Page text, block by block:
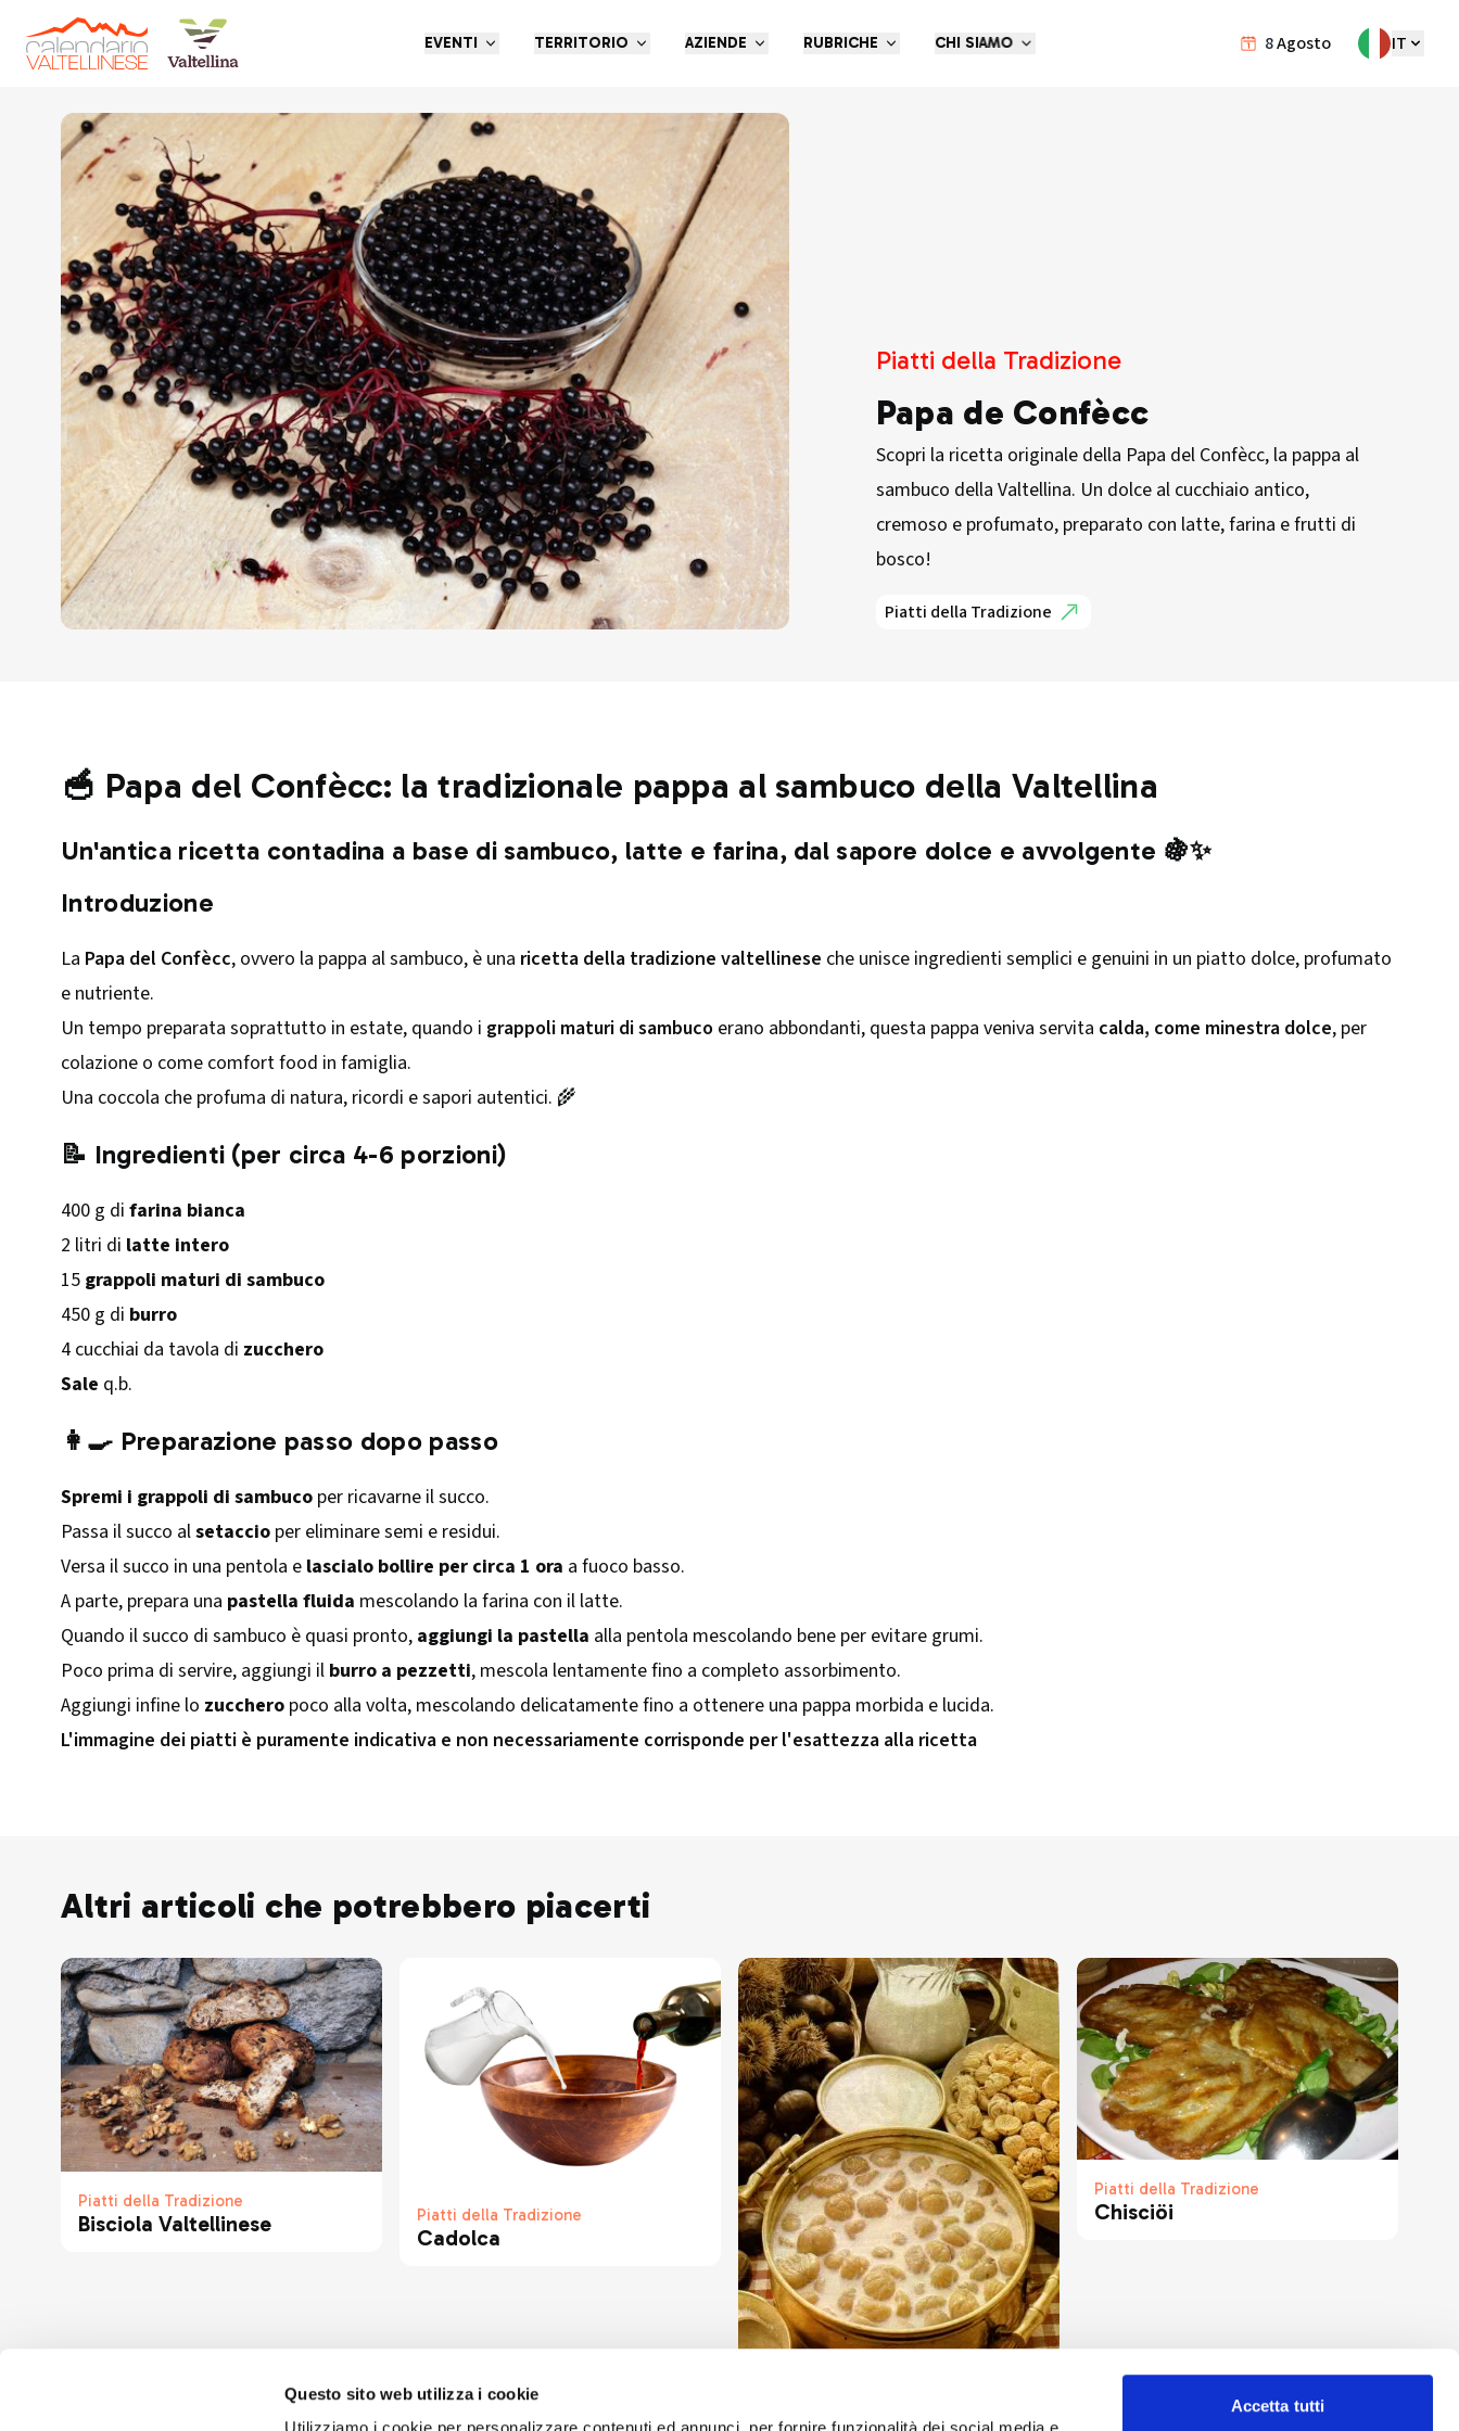
Questo sito web utilizza i cookie
Accetta tutti
8Agosto IT
EVENTI TERRITORIO AZIENDE RUBRICHE CHI SIAMO
Torna indietro
Piatti della Tradizione
Papa de Confècc
Scopri la ricetta originale della Papa del Confècc, la pappa al
sambuco della Valtellina. Un dolce al cucchiaio antico,
cremoso e profumato, preparato con latte, farina e frutti di
bosco!
Piatti della Tradizione
🥣 Papa del Confècc: la tradizionale pappa al sambuco della Valtellina
Un'antica ricetta contadina a base di sambuco, latte e farina, dal sapore dolce e avvolgente 🍇✨
Introduzione
La Papa del Confècc, ovvero la pappa al sambuco, è una ricetta della tradizione valtellinese che unisce ingredienti semplici e genuini in un piatto dolce, profumato
e nutriente.
Un tempo preparata soprattutto in estate, quando i grappoli maturi di sambuco erano abbondanti, questa pappa veniva servita calda, come minestra dolce, per
colazione o come comfort food in famiglia.
Una coccola che profuma di natura, ricordi e sapori autentici. 🌾
📝 Ingredienti (per circa 4-6 porzioni)
400 g di farina bianca
2 litri di latte intero
15 grappoli maturi di sambuco
450 g di burro
4 cucchiai da tavola di zucchero
Sale q.b.
👩‍🍳 Preparazione passo dopo passo
Spremi i grappoli di sambuco per ricavarne il succo.
Passa il succo alsetaccio per eliminare semi e residui.
Versa il succo in una pentola e lascialo bollire per circa 1 ora a fuoco basso.
A parte, prepara una pastella fluida mescolando la farina con il latte.
Quando il succo di sambuco è quasi pronto, aggiungi la pastella alla pentola mescolando bene per evitare grumi.
Poco prima di servire, aggiungi il burro a pezzetti, mescola lentamente fino a completo assorbimento.
Aggiungi infine lo zucchero poco alla volta, mescolando delicatamente fino a ottenere una pappa morbida e lucida.
L'immagine dei piatti è puramente indicativa e non necessariamente corrisponde per l'esattezza alla ricetta
Altri articoli che potrebbero piacerti
Piatti della Tradizione
Bisciola Valtellinese Piatti della Tradizione
Cadolca
Piatti della Tradizione
Chisciöi